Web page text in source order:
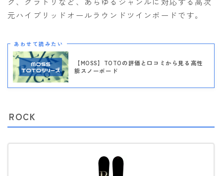
元ハイブリッドオールラウンドツインボードです。
あわせて読みたい
【MOSS】TOTOの評価と口コミから見る高性
能スノーボード
ROCK